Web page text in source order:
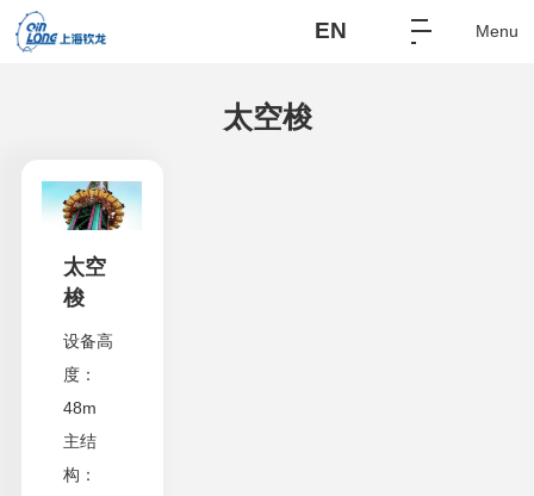
EN Menu
太空梭
太空
梭
设备高
度：
48m
主结
构：